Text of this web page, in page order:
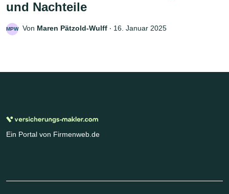
und Nachteile
MPW Von Maren Pätzold-Wulff ‧ 16. Januar 2025
Ein Portal von Firmenweb.de